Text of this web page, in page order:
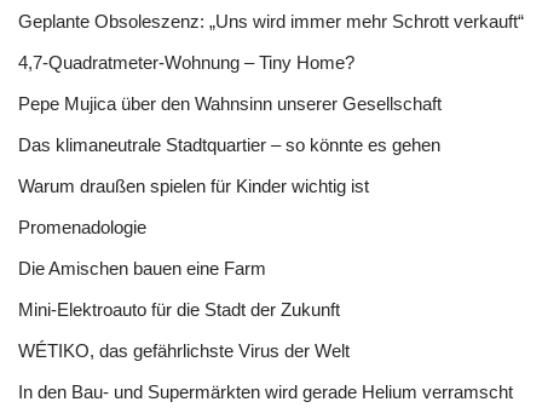
Geplante Obsoleszenz: „Uns wird immer mehr Schrott verkauft“
4,7-Quadratmeter-Wohnung – Tiny Home?
Pepe Mujica über den Wahnsinn unserer Gesellschaft
Das klimaneutrale Stadtquartier – so könnte es gehen
Warum draußen spielen für Kinder wichtig ist
Promenadologie
Die Amischen bauen eine Farm
Mini-Elektroauto für die Stadt der Zukunft
WÉTIKO, das gefährlichste Virus der Welt
In den Bau- und Supermärkten wird gerade Helium verramscht